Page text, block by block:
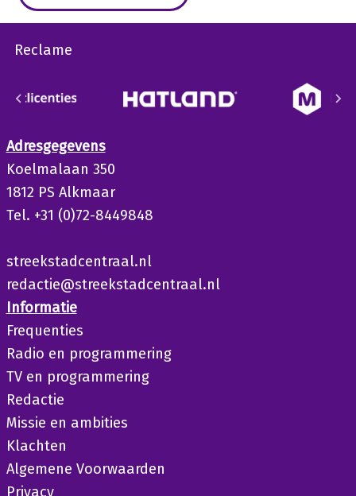
Reclame
Adresgegevens
Koelmalaan 350
1812 PS Alkmaar
Tel. +31 (0)72-8449848
streekstadcentraal.nl
redactie@streekstadcentraal.nl
Informatie
Frequenties
Radio en programmering
TV en programmering
Redactie
Missie en ambities
Klachten
Algemene Voorwaarden
Privacy